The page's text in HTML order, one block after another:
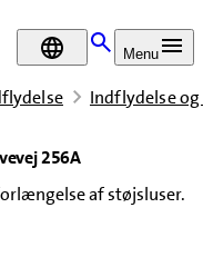
DA Menu
Indflydelse
256A
af støjsluser.